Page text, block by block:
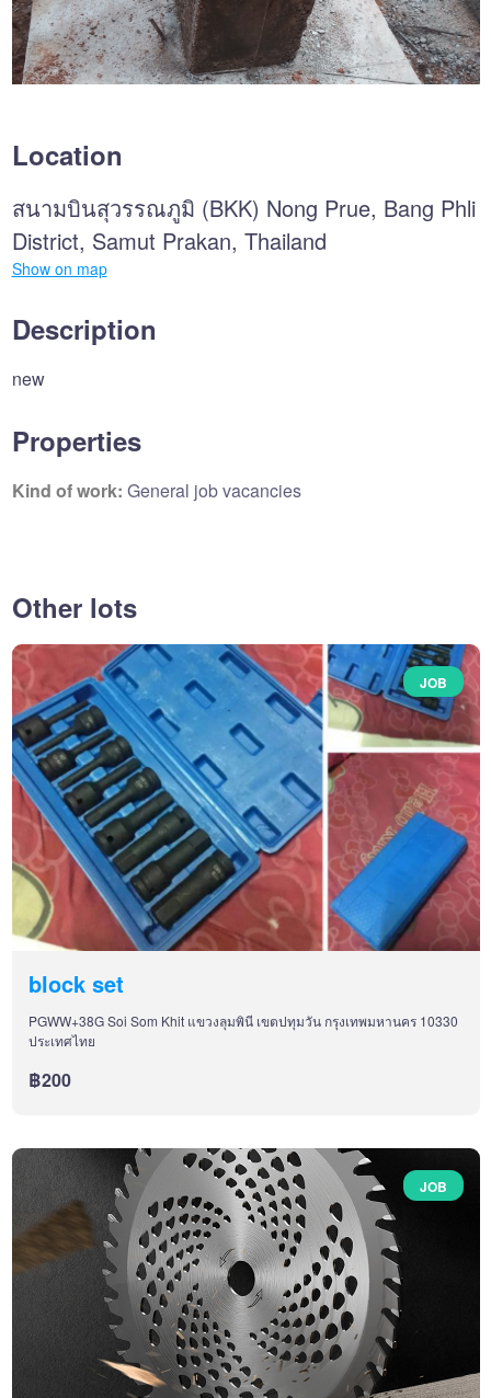
Location
สนามบินสุวรรณภูมิ (BKK) Nong Prue, Bang Phli
District, Samut Prakan, Thailand
Show on map
Description
new
Properties
Kind of work: General job vacancies
Other lots
JOB
block set
PGWW+38G Soi Som Khit แขวงลุมพินี เขตปทุมวัน กรุงเทพมหานคร 10330
ประเทศไทย
฿200
JOB